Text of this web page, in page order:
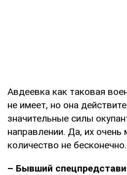
Авдеевка как таковая
не имеет, но она
значительные силы
направлении. Да, их очень
количество не бесконечно.
– Бывший